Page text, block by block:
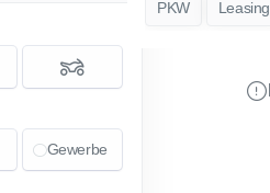
Gewerbe
PKW Leasing